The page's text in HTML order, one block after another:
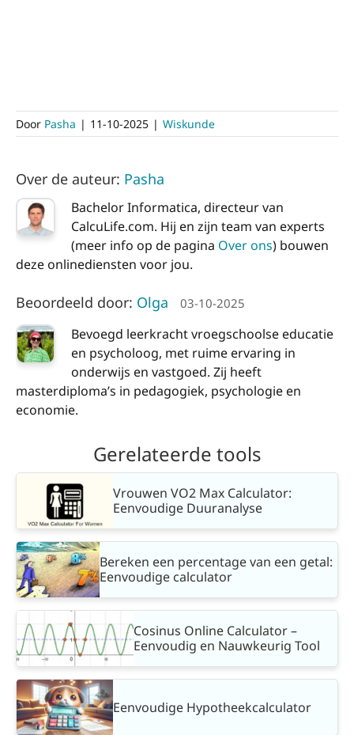
Door Pasha | 11-10-2025 | Wiskunde
Over de auteur: Pasha
Bachelor Informatica, directeur van
CalcuLife.com. Hij en zijn team van experts
(meer info op de pagina Over ons) bouwen
deze onlinediensten voor jou.
Beoordeeld door: Olga 03-10-2025
Bevoegd leerkracht vroegschoolse educatie
en psycholoog, met ruime ervaring in
onderwijs en vastgoed. Zij heeft
masterdiploma’s in pedagogiek, psychologie en
economie.
Gerelateerde tools
Vrouwen VO2 Max Calculator:
Eenvoudige Duuranalyse
Bereken een percentage van een getal:
Eenvoudige calculator
Cosinus Online Calculator –
Eenvoudig en Nauwkeurig Tool
Eenvoudige Hypotheekcalculator